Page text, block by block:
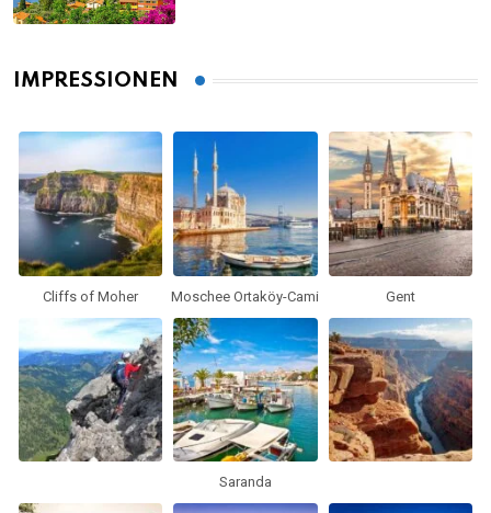
IMPRESSIONEN
Cliffs of Moher Moschee Ortaköy-Cami Gent
Saranda